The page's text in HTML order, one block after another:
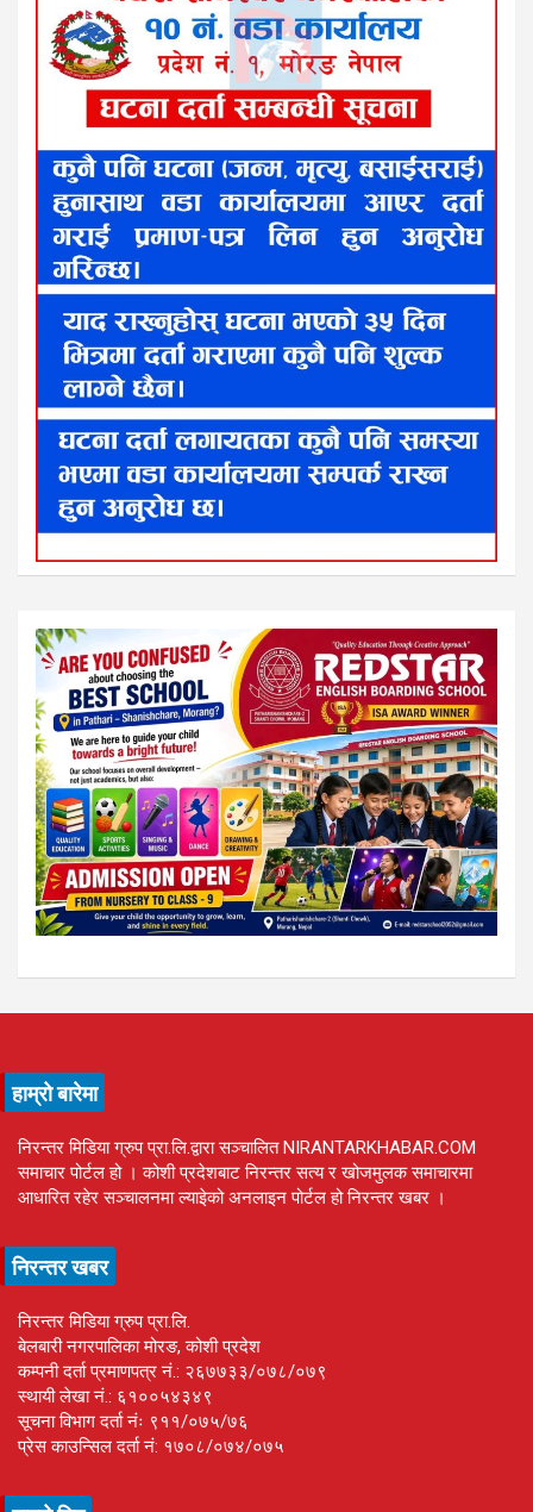
हाम्रो बारेमा
निरन्तर मिडिया ग्रुप प्रा.लि.द्वारा सञ्चालित NIRANTARKHABAR.COM
समाचार पोर्टल हो । कोशी प्रदेशबाट निरन्तर सत्य र खोजमुलक समाचारमा
आधारित रहेर सञ्चालनमा ल्याइेको अनलाइन पोर्टल हो निरन्तर खबर ।
निरन्तर खबर
निरन्तर मिडिया ग्रुप प्रा.लि.
बेलबारी नगरपालिका मोरङ, कोशी प्रदेश
कम्पनी दर्ता प्रमाणपत्र नं.: २६७७३३/०७८/०७९
स्थायी लेखा नं.: ६१००५४३४९
सूचना विभाग दर्ता नंः ९११/०७५/७६
प्रेस काउन्सिल दर्ता नं: १७०८/०७४/०७५